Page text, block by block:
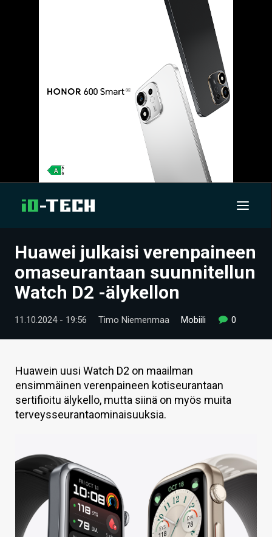
UUTISET
ARTIKKELIT
VIDEOT
TECHBBS
TIETOA
HINTA.FI
KAUPPA
HAKU
Huawei julkaisi verenpaineen
omaseurantaan suunnitellun
Watch D2 -älykellon
11.10.2024 - 19:56 Timo Niemenmaa Mobiili 0
Huawein uusi Watch D2 on maailman
ensimmäinen verenpaineen kotiseurantaan
sertifioitu älykello, mutta siinä on myös muita
terveysseurantaominaisuuksia.